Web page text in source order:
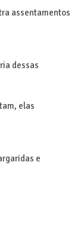
assentamentos
dessas
elas
e